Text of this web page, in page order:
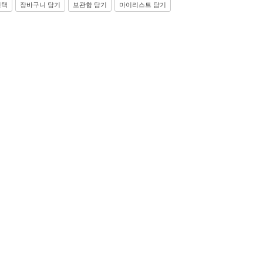
장바구니 담기 보관함 담기 마이리스트 담기